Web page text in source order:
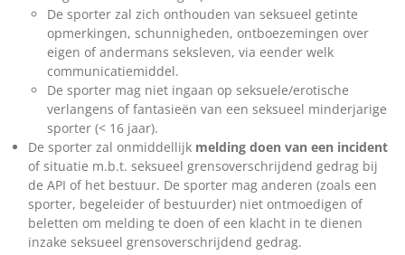
De sporter zal zich onthouden van seksueel getinte
opmerkingen, schunnigheden, ontboezemingen over
eigen of andermans seksleven, via eender welk
communicatiemiddel.
De sporter mag niet ingaan op seksuele/erotische
verlangens of fantasieën van een seksueel minderjarige
sporter (< 16 jaar).
De sporter zal onmiddellijk melding doen van een incident
of situatie m.b.t. seksueel grensoverschrijdend gedrag bij
de API of het bestuur. De sporter mag anderen (zoals een
sporter, begeleider of bestuurder) niet ontmoedigen of
beletten om melding te doen of een klacht in te dienen
inzake seksueel grensoverschrijdend gedrag.